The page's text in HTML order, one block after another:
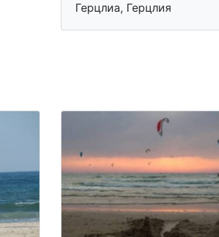
Герцлиа, Герцлия